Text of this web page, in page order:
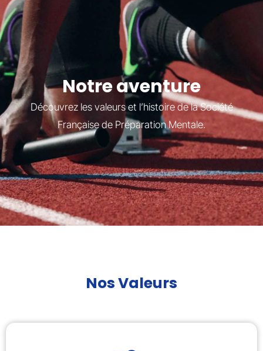
Notre aventure
Découvrez les valeurs et l’histoire de la Société
Française de Préparation Mentale.
Nos Valeurs